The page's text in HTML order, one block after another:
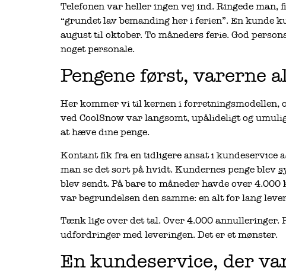
Telefonen var heller ingen vej ind. Ringede
“grundet lav bemanding her i ferien”. En kunde
august til oktober. To måneders ferie. God
noget personale.
Pengene først, varerne
Her kommer vi til kernen i forretningsmodellen,
ved CoolSnow var langsomt, upålideligt og
at hæve dine penge.
Kontant fik fra en tidligere ansat i kundeservice
man se det sort på hvidt. Kundernes penge blev
blev sendt. På bare to måneder havde over
var begrundelsen den samme: en alt for lang
Tænk lige over det tal. Over 4.000 annulleringer.
udfordringer med leveringen. Det er et mønster.
En kundeservice, der